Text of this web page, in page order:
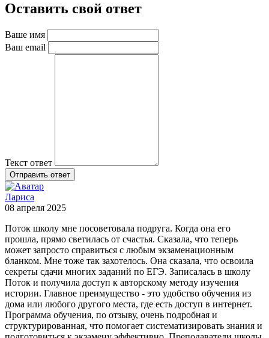
Оставить свой ответ
Ваше имя
Ваш email
Текст ответ
Отправить ответ
Лариса
08 апреля 2025
Поток школу мне посоветовала подруга. Когда она его
прошла, прямо светилась от счастья. Сказала, что теперь
может запросто справиться с любым экзаменационным
бланком. Мне тоже так захотелось. Она сказала, что освоила
секреты сдачи многих заданий по ЕГЭ. Записалась в школу
Поток и получила доступ к авторскому методу изучения
истории. Главное преимущество - это удобство обучения из
дома или любого другого места, где есть доступ в интернет.
Программа обучения, по отзыву, очень подробная и
структурированная, что помогает систематизировать знания и